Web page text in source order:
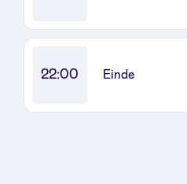
Pooling Services
22:00 Einde